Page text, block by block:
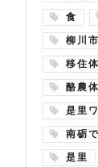
食
柳川市
移住
酪農
是里
南砺
是里